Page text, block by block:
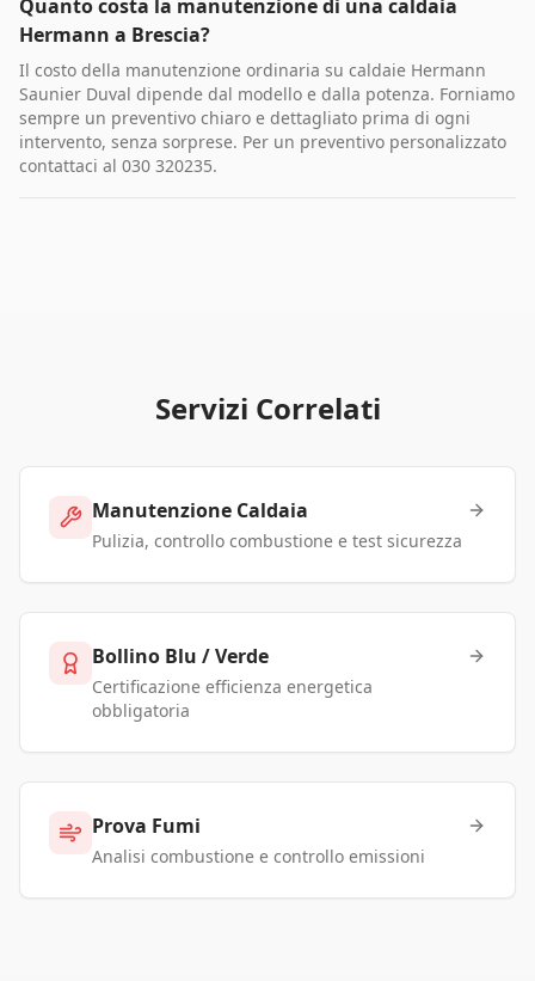
Quanto costa la manutenzione di una caldaia
Hermann a Brescia?
Il costo della manutenzione ordinaria su caldaie Hermann
Saunier Duval dipende dal modello e dalla potenza. Forniamo
sempre un preventivo chiaro e dettagliato prima di ogni
intervento, senza sorprese. Per un preventivo personalizzato
contattaci al 030 320235.
Servizi Correlati
Manutenzione Caldaia
Pulizia, controllo combustione e test sicurezza
Bollino Blu / Verde
Certificazione efficienza energetica
obbligatoria
Prova Fumi
Analisi combustione e controllo emissioni